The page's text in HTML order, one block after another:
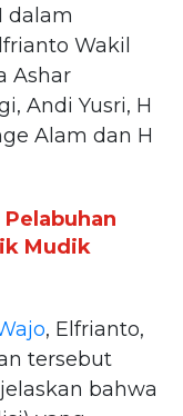
dalam
Wakil
Ashar
Andi Yusri, H
Alam dan H
Mudik
, Elfrianto,
tersebut
bahwa